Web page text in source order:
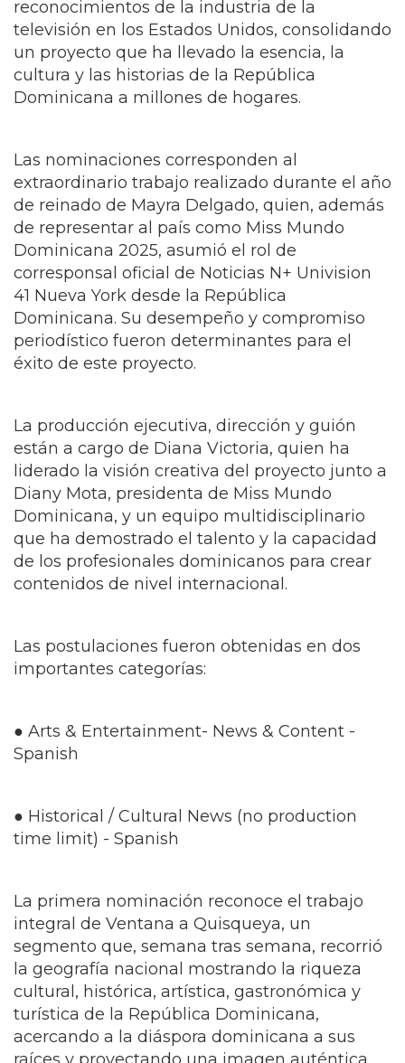
de reinado de Mayra Delgado, quien, además
de representar al país como Miss Mundo
Dominicana 2025, asumió el rol de
corresponsal oficial de Noticias N+ Univision
41 Nueva York desde la República
éxito de este proyecto.
La producción ejecutiva, dirección y guión
están a cargo de Diana Victoria, quien ha
liderado la visión creativa del proyecto junto a
Diany Mota, presidenta de Miss Mundo
Dominicana, y un equipo multidisciplinario
que ha demostrado el talento y la capacidad
de los profesionales dominicanos para crear
Las postulaciones fueron obtenidas en dos
importantes categorías:
● Arts & Entertainment- News & Content -
Spanish
time limit) - Spanish
integral de Ventana a Quisqueya, un
segmento que, semana tras semana, recorrió
turística de la República Dominicana,
acercando a la diáspora dominicana a sus
Estados Unidos.
La segunda nominación corresponde al
especial dedicado a las Hermanas Mirabal,
una producción de alto valor histórico y
periodístico que rindió homenaje al legado de